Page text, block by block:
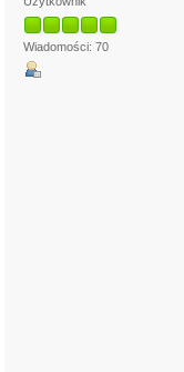
Wiadomości: 70